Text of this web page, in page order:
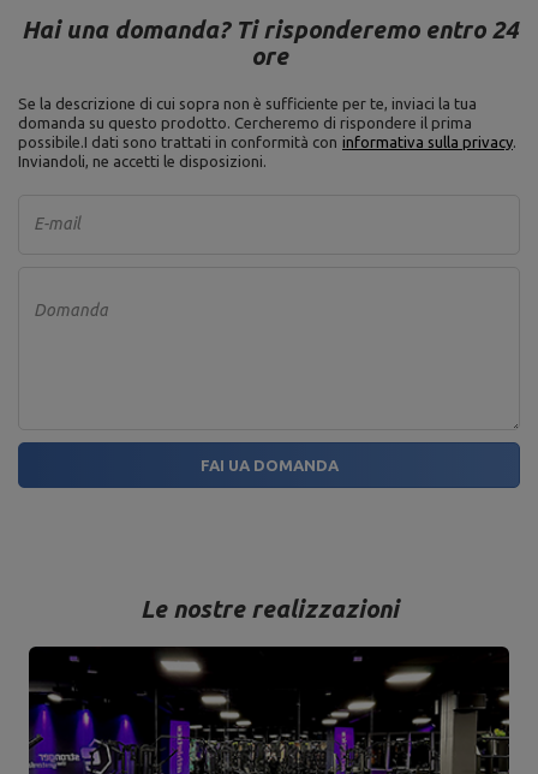
Hai una domanda? Ti risponderemo entro 24
ore
Se la descrizione di cui sopra non è sufficiente per te, inviaci la tua
domanda su questo prodotto. Cercheremo di rispondere il prima
possibile.I dati sono trattati in conformità con informativa sulla privacy.
Inviandoli, ne accetti le disposizioni.
E-mail
Domanda
FAI UA DOMANDA
Le nostre realizzazioni